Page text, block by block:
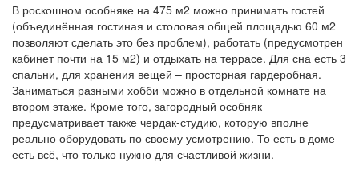
В роскошном особняке на 475 м2 можно принимать гостей
(объединённая гостиная и столовая общей площадью 60 м2
позволяют сделать это без проблем), работать (предусмотрен
кабинет почти на 15 м2) и отдыхать на террасе. Для сна есть 3
спальни, для хранения вещей – просторная гардеробная.
Заниматься разными хобби можно в отдельной комнате на
втором этаже. Кроме того, загородный особняк
предусматривает также чердак-студию, которую вполне
реально оборудовать по своему усмотрению. То есть в доме
есть всё, что только нужно для счастливой жизни.